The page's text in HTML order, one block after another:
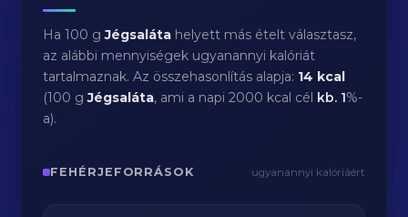
Ha 100 gJégsaláta helyett más ételt választasz,
az alábbi mennyiségek ugyanannyi kalóriát
tartalmaznak. Az összehasonlítás alapja: 14 kcal
(100 gJégsaláta, ami a napi 2000 kcal cél kb. 1%-
a).
FEHÉRJEFORRÁSOK ugyanannyi kalóriáért